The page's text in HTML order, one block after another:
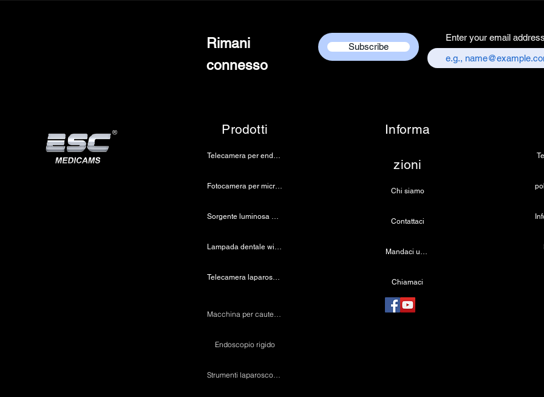
Rimani
connesso
Subscribe
Enter your email address
Prodotti
Telecamera per endoscopia
Fotocamera per microscopio 4K
Sorgente luminosa a LED medica
Lampada dentale wireless
Telecamera laparoscopica
Endoscopio rigido
Informa
zioni
Chi siamo
Contattaci
Mandaci una email
Chiamaci